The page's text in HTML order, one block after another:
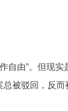
由”。但现实
被驳回，反